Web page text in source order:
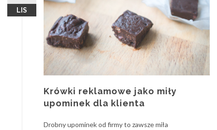
LIS
Krówki reklamowe jako miły
upominek dla klienta
Drobny upominek od firmy to zawsze miła